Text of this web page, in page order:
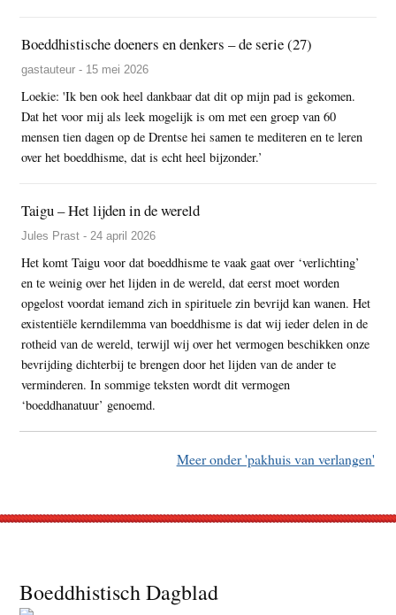
Boeddhistische doeners en denkers – de serie (27)
gastauteur - 15 mei 2026
Loekie: 'Ik ben ook heel dankbaar dat dit op mijn pad is gekomen.
Dat het voor mij als leek mogelijk is om met een groep van 60
mensen tien dagen op de Drentse hei samen te mediteren en te leren
over het boeddhisme, dat is echt heel bijzonder.’
Taigu – Het lijden in de wereld
Jules Prast - 24 april 2026
Het komt Taigu voor dat boeddhisme te vaak gaat over ‘verlichting’
en te weinig over het lijden in de wereld, dat eerst moet worden
opgelost voordat iemand zich in spirituele zin bevrijd kan wanen. Het
existentiële kerndilemma van boeddhisme is dat wij ieder delen in de
rotheid van de wereld, terwijl wij over het vermogen beschikken onze
bevrijding dichterbij te brengen door het lijden van de ander te
verminderen. In sommige teksten wordt dit vermogen
‘boeddhanatuur’ genoemd.
Meer onder 'pakhuis van verlangen'
Footer
Boeddhistisch Dagblad